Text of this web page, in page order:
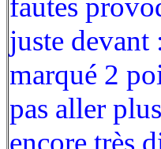
fautes
juste devant
marqué 2
pas aller
encore très